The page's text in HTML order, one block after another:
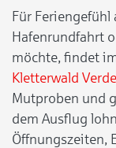
Für Feriengefühl
Hafenrundfahrt
möchte, findet
Kletterwald
Mutproben und
dem Ausflug
Öffnungszeiten,